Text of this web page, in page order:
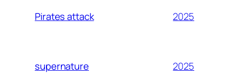
Pirates attack 2025
supernature 2025